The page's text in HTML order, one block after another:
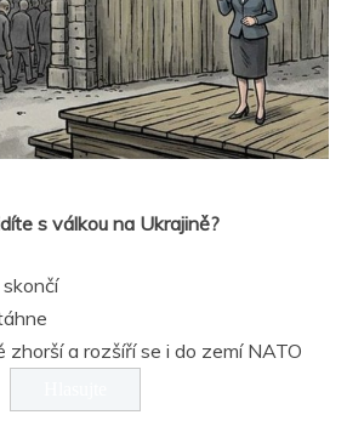
s válkou na Ukrajině?
zhorší a rozšíří se i do zemí NATO